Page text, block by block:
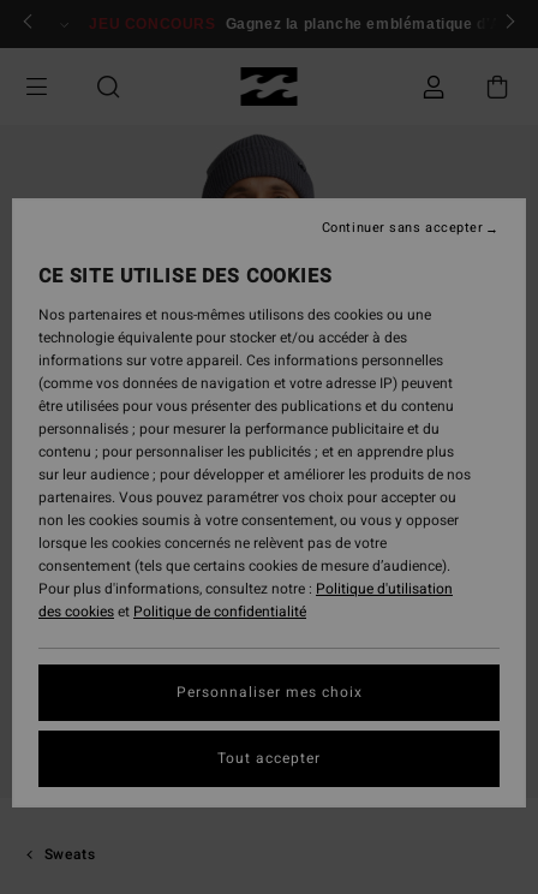
Passer
Se connecter / s'inscrire
JEU CONCOURS Gagnez la planche emblématique d'Andy
Sweats
CE SITE UTILISE DES COOKIES
Nos partenaires et nous-mêmes utilisons des cookies ou une
technologie équivalente pour stocker et/ou accéder à des
informations sur votre appareil. Ces informations personnelles
(comme vos données de navigation et votre adresse IP) peuvent
être utilisées pour vous présenter des publications et du contenu
personnalisés ; pour mesurer la performance publicitaire et du
contenu ; pour personnaliser les publicités ; et en apprendre plus
sur leur audience ; pour développer et améliorer les produits de nos
partenaires. Vous pouvez paramétrer vos choix pour accepter ou
non les cookies soumis à votre consentement, ou vous y opposer
lorsque les cookies concernés ne relèvent pas de votre
consentement (tels que certains cookies de mesure d’audience).
Pour plus d'informations, consultez notre : Politique d'utilisation
des cookieset Politique de confidentialité
Personnaliser mes choix
Continuer sans accepter
Tout accepter